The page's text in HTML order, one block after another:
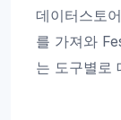
데이터스토
를 가져와
는 도구별로